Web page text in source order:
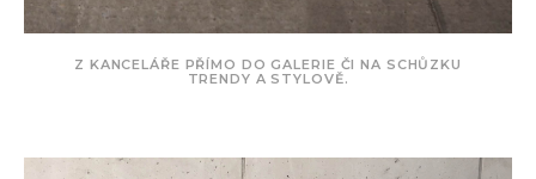
Z KANCELÁŘE PŘÍMO DO GALERIE ČI NA SCHŮZKU
TRENDY A STYLOVĚ.